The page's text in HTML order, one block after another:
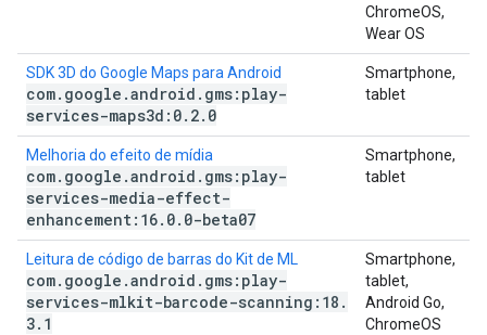
ChromeOS,
Wear OS
SDK 3D do Google Maps para Android
com. google .android . gms:play-
services-maps3d:0. 2. 0
Smartphone,
tablet
Melhoria do efeito de mídia
com. google .android . gms:play-
services-media-effect-
enhancement:16. 0. 0-beta07
Smartphone,
tablet
Leitura de código de barras do Kit de ML
com. google .android . gms:play-
services-mlkit-barcode-scanning:18 .
3. 1
Smartphone,
tablet,
Android Go,
ChromeOS